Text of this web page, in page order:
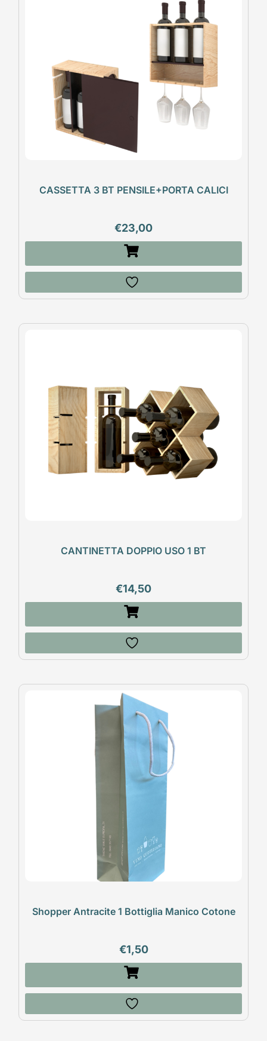
CASSETTA 3 BT PENSILE+PORTA CALICI
€23,00
CANTINETTA DOPPIO USO 1 BT
€14,50
Shopper Antracite 1 Bottiglia Manico Cotone
€1,50